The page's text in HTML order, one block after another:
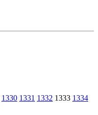
1330 1331 1332 1333 1334